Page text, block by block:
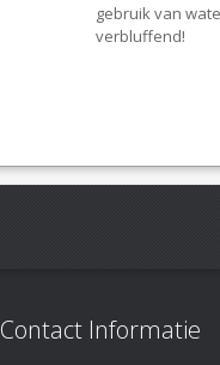
gebruik van
verbluffend!
Contact Informatie